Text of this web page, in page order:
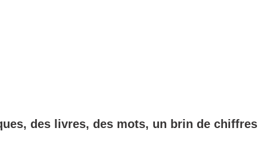
des livres, des mots, un brin de chiffres